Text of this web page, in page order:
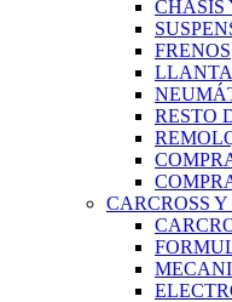
CHASIS
FRENOS
RESTO
CARCROSS